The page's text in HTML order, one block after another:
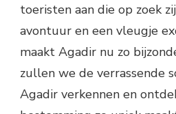
toeristen aan die op zoek
avontuur en een vleugje
maakt Agadir nu zo
zullen we de verrassende
Agadir verkennen en